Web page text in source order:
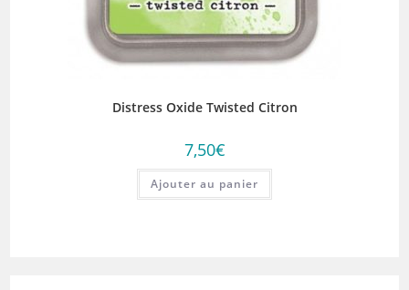
Distress Oxide Twisted Citron
7,50€
Ajouter au panier